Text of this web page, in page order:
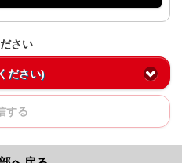
さい
ださい)
する